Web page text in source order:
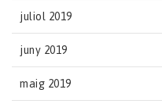
juliol 2019
juny 2019
maig 2019